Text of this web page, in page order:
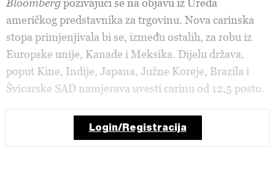
Bloombergpozivajući se na objavu iz Ureda
američkog predstavnika za trgovinu. Nova carinska
stopa primjenjivala bi se, između ostalih, za robu iz
Europske unije, Kanade i Meksika. Dijelu država,
poput Kine, Indije, Japana, Južne Koreje, Brazila i
Švicarske SAD namjerava uvesti carinu od 12,5 posto.
Login/Registracija